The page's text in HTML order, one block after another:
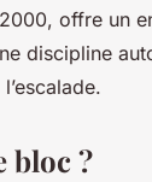
offre un
discipline
bloc ?